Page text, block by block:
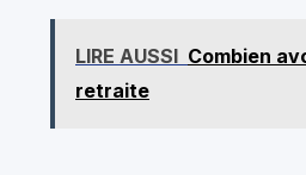
LIRE AUSSI Combien
retraite